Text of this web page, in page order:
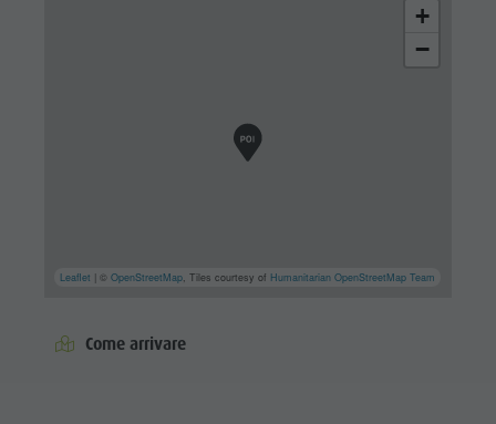
+
−
Leaflet | ©OpenStreetMap, Tiles courtesy of Humanitarian OpenStreetMap Team
Come arrivare